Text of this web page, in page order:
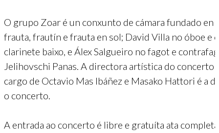
O grupo Zoar é un conxunto de cámara fundado
frauta, frautín e frauta en sol; David Villa no óboe e
clarinete baixo, e Álex Salgueiro no fagot e
Jelihovschi Panas. A directora artística do concerto
cargo de Octavio Mas Ibáñez e Masako Hattori é a
o concerto.
A entrada ao concerto é libre e gratuíta ata